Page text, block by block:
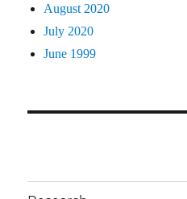
August 2020
July 2020
June 1999